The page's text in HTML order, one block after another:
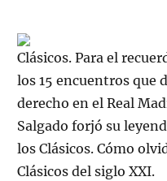
Clásicos. Para el
los 15 encuentros que
derecho en el Real
Salgado forjó su
los Clásicos. Cómo
Clásicos del siglo XXI.